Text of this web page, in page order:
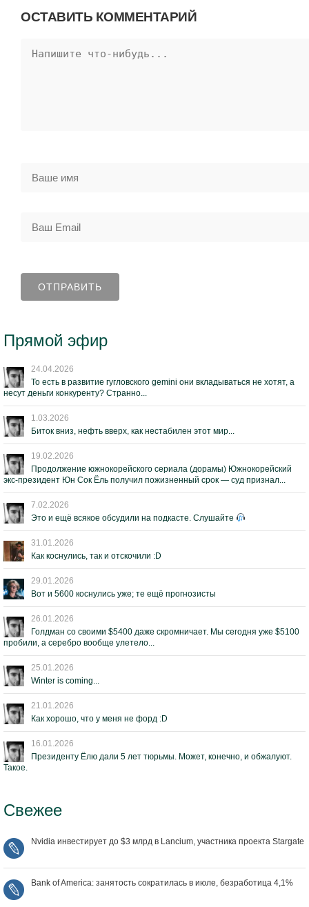
ОСТАВИТЬ КОММЕНТАРИЙ
Прямой эфир
24.04.2026
То есть в развитие гугловского gemini они вкладываться не хотят, а
несут деньги конкуренту? Странно...
1.03.2026
Биток вниз, нефть вверх, как нестабилен этот мир...
19.02.2026
Продолжение южнокорейского сериала (дорамы) Южнокорейский
экс-президент Юн Сок Ёль получил пожизненный срок — суд признал...
7.02.2026
Это и ещё всякое обсудили на подкасте. Слушайте
31.01.2026
Как коснулись, так и отскочили :D
29.01.2026
Вот и 5600 коснулись уже; те ещё прогнозисты
26.01.2026
Голдман со своими $5400 даже скромничает. Мы сегодня уже $5100
пробили, а серебро вообще улетело...
25.01.2026
Winter is coming...
21.01.2026
Как хорошо, что у меня не форд :D
16.01.2026
Президенту Ёлю дали 5 лет тюрьмы. Может, конечно, и обжалуют.
Такое.
Свежее
Nvidia инвестирует до $3 млрд в Lancium, участника проекта Stargate
Bank of America: занятость сократилась в июле, безработица 4,1%